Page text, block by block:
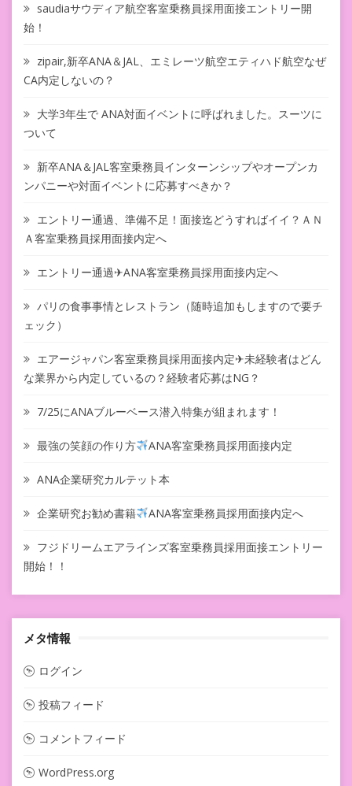
saudiaサウディア航空客室乗務員採用面接エントリー開
始！
zipair,新卒ANA＆JAL、エミレーツ航空エティハド航空なぜ
CA内定しないの？
大学3年生で ANA対面イベントに呼ばれました。スーツに
ついて
新卒ANA＆JAL客室乗務員インターンシップやオープンカ
ンパニーや対面イベントに応募すべきか？
エントリー通過、準備不足！面接迄どうすればイイ？ＡＮ
Ａ客室乗務員採用面接内定へ
エントリー通過✈ANA客室乗務員採用面接内定へ
パリの食事事情とレストラン（随時追加もしますので要チ
ェック）
エアージャパン客室乗務員採用面接内定✈未経験者はどん
な業界から内定しているの？経験者応募はNG？
7/25にANAブルーベース潜入特集が組まれます！
最強の笑顔の作り方 ANA客室乗務員採用面接内定
ANA企業研究カルテット本
企業研究お勧め書籍 ANA客室乗務員採用面接内定へ
フジドリームエアラインズ客室乗務員採用面接エントリー
開始！！
メタ情報
ログイン
投稿フィード
コメントフィード
WordPress.org